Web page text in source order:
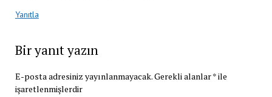
Yanıtla
Bir yanıt yazın
E-posta adresiniz yayınlanmayacak.Gerekli alanlar*ile
işaretlenmişlerdir